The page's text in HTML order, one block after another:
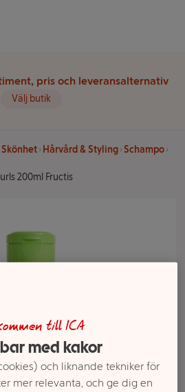
pris och leveransalternativ
Välj butik
Hårvård & Styling Schampo
200ml Fructis
till ICA
med kakor
och liknande tekniker för
mer relevanta, och ge dig en